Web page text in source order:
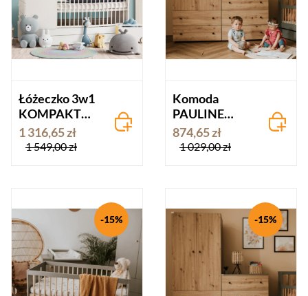
Łóżeczko 3w1
KOMPAKT
białe – z
komodą i
1 316,65 zł
1 549,00 zł
Komoda
PAULINE
grafit-dąb
874,65 zł
1 029,00 zł
-15% -15%